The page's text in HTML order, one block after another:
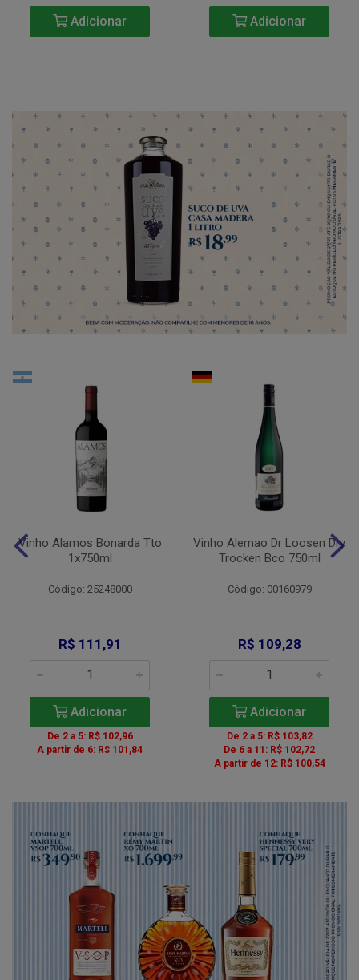
Adicionar Adicionar
Vinho Alamos Bonarda Tto
1x750ml
Código: 25248000
R$ 111,91
Adicionar
De 2 a 5: R$ 102,96
A partir de 6: R$ 101,84
Vinho Alemao Dr Loosen Dry
Trocken Bco 750ml
Código: 00160979
R$ 109,28
Adicionar
De 2 a 5: R$ 103,82
De 6 a 11: R$ 102,72
A partir de 12: R$ 100,54